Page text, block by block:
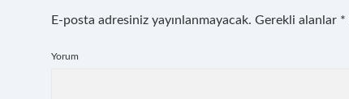
E-posta adresiniz yayınlanmayacak. Gerekli alanlar *
Yorum